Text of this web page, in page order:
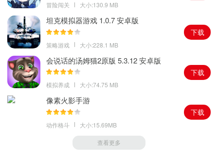
冒险闯关 大小:130.9 MB
坦克模拟器游戏 1.0.7 安卓版
策略游戏 大小:228.1 MB
下载
会说话的汤姆猫2原版 5.3.12 安卓版
模拟养成 大小:74.75 MB
下载
像素火影手游
动作格斗 大小:15.69MB
下载
查看更多